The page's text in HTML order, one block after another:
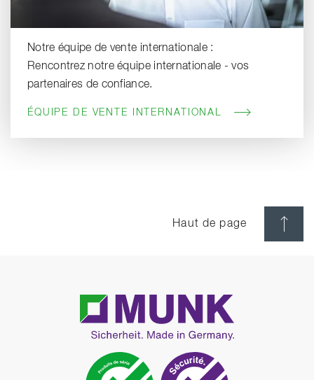
Notre équipe de vente internationale :
Rencontrez notre équipe internationale - vos
partenaires de confiance.
ÉQUIPE DE VENTE INTERNATIONAL
Haut de page